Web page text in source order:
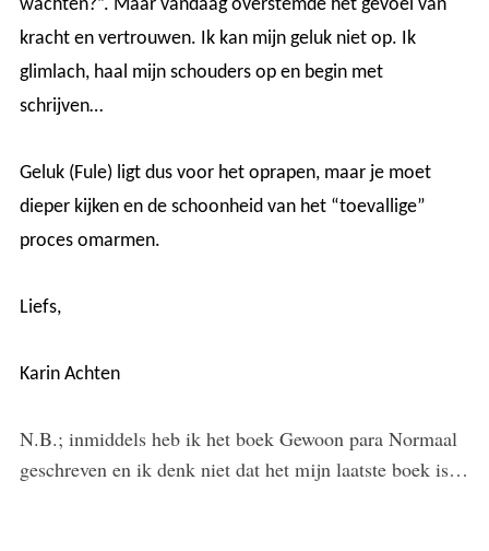
wachten?”. Maar vandaag overstemde het gevoel van
kracht en vertrouwen. Ik kan mijn geluk niet op. Ik
glimlach, haal mijn schouders op en begin met
schrijven…
Geluk (Fule) ligt dus voor het oprapen, maar je moet
dieper kijken en de schoonheid van het “toevallige”
proces omarmen.
Liefs,
Karin Achten
N.B.; inmiddels heb ik het boek Gewoon para Normaal
geschreven en ik denk niet dat het mijn laatste boek is…